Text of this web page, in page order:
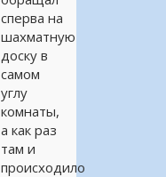
сперва на
шахматную
доску в
самом
углу
комнаты,
а как раз
там и
происходило